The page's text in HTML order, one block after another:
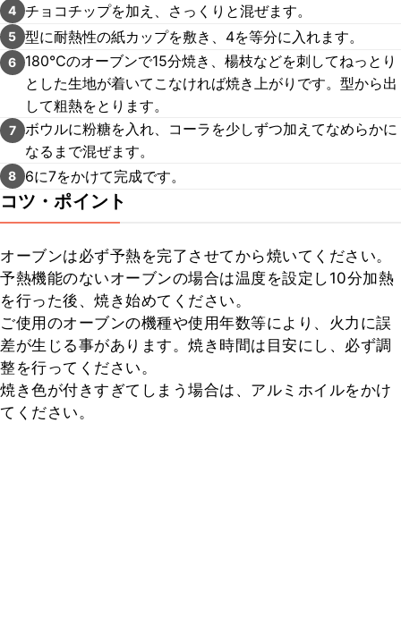
4 チョコチップを加え、さっくりと混ぜます。
5 型に耐熱性の紙カップを敷き、4を等分に入れます。
6
180℃のオーブンで15分焼き、楊枝などを刺してねっとり
とした生地が着いてこなければ焼き上がりです。型から出
して粗熱をとります。
7 ボウルに粉糖を入れ、コーラを少しずつ加えてなめらかに
なるまで混ぜます。
8 6に7をかけて完成です。
コツ・ポイント
オーブンは必ず予熱を完了させてから焼いてください。
予熱機能のないオーブンの場合は温度を設定し10分加熱
を行った後、焼き始めてください。
ご使用のオーブンの機種や使用年数等により、火力に誤
差が生じる事があります。焼き時間は目安にし、必ず調
整を行ってください。
焼き色が付きすぎてしまう場合は、アルミホイルをかけ
てください。